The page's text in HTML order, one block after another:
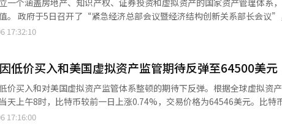
构创新’目标，并通过对钢铁等传统主力产业的结构创新以及新兴产业
，创造让国民切实感受到的变化。” 为此，政府将把经济关系部长会议作为‘结构创新部长会
论经济结构创新方案。计划推动钢铁、石油化工等主力产业的人工智能制
退休养老金的改革方案也将尽快公布，‘劳动者权利基本法’计划在年内制定。 政府将制定国家
整国有资产管理体系，以创造价值为中心进行运作。计划到2030年培养
，并尽快公布创造30万个就业和创业机会的青年就业恢复方案。※ 本报
亿韩元的韩国氢还原炼钢实证技术。石化产业将在第四季度推出包括AI
综合路线图和K-制药生物前沿企业的培育方案。造船业将
器人等人形机器人，并支持完全自主航行及环保、高附加值船舶技术的
心部件的专用研发（R&D），并开发针对化工、钢铁、汽车、电池、造
政府还计划通过连接AI工厂和智能工厂，制定年内推广1000台AI机器人的方案。
工厂，生产10个行业的300个工序的机器人学习数据，并建立跨政府的数据库。 在“共同
对弱势群体的安全网和生命周期资产形成的支持。从第三季度开始推进
定包括生活和医疗补助等福利领取标准的弱势群体安全网强化方案。 政府还将应对因AI转型带来的劳
名为“国家资产管理体
）”的计划。 政府决定全面修订现行的国有财产法，制定《国家资产基本法》，以便系
总协调功能也将得到加强。将扩大总协调机构的控制塔角色，并扩大各
范围。 还将新设“国家资产管理委员会”，由民间和政府专家共同参与。该委员会将
资产综合计划、资产运用的基本方向及特例适用的合理性等。 对资产管理特例的监管也将加强。政府
本法的宗旨，严格规定特例允许的原则，并建立事前和事后管理体系。
反映在未来的运营方向上。 随着国家资产范围的扩大，现行国有财产相关基金的功能及收入
17:32:10
低价买入和美国虚拟资产监管期待反弹至64500美元
价买入和对美国虚拟资产监管体系整顿的期待下反弹。根据全球虚拟资
天上午8时，比特币较前一日上涨0.74%，交易价格为64546美元。比特
天略有反弹。市场分析认为，近期下跌过程中短期获利了结和杠杆投资
17:16:00